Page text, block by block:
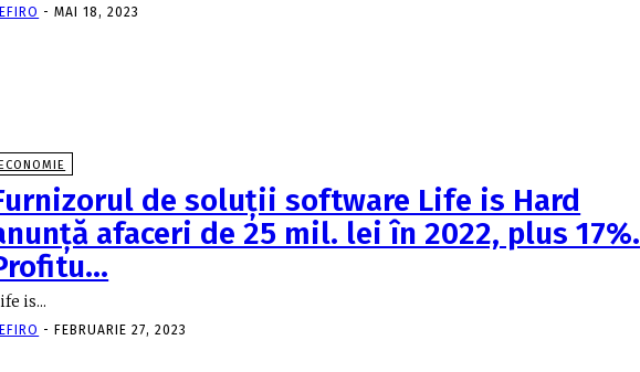
- MAI 18, 2023
de soluţii software Life is Hard
afaceri de 25 mil. lei în 2022, plus 17%.
is...
- FEBRUARIE 27, 2023